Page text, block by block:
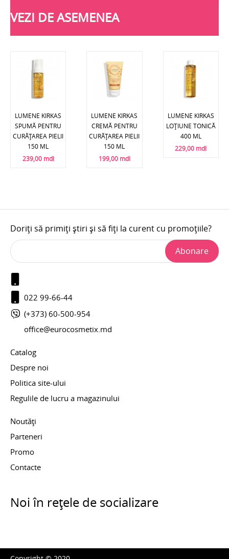
VEZI DE ASEMENEA
LUMENE KIRKAS
SPUMĂ PENTRU
CURĂŢAREA PIELII
150 ML
239,00 mdl
LUMENE KIRKAS
CREMĂ PENTRU
CURĂŢAREA PIELII
150 ML
199,00 mdl
LUMENE KIRKAS
LOŢIUNE TONICĂ
400 ML
229,00 mdl
Doriți să primiți știri și să fiți la curent cu promoțiile?
Abonare
022 99-66-44
(+373) 60-500-954
office@eurocosmetix.md
Catalog
Despre noi
Politica site-ului
Regulile de lucru a magazinului
Noutăți
Parteneri
Promo
Contacte
Noi în rețele de socializare